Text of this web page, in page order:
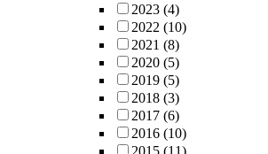
2023 (4)
2022 (10)
2021 (8)
2020 (5)
2019 (5)
2018 (3)
2017 (6)
2016 (10)
2015 (11)